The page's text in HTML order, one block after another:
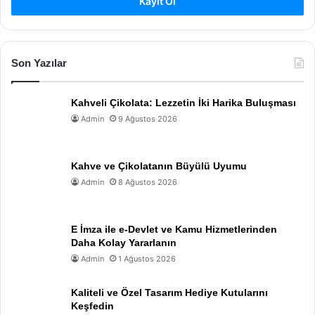
Son Yazılar
Kahveli Çikolata: Lezzetin İki Harika Buluşması
Admin 9 Ağustos 2026
Kahve ve Çikolatanın Büyülü Uyumu
Admin 8 Ağustos 2026
E İmza ile e-Devlet ve Kamu Hizmetlerinden
Daha Kolay Yararlanın
Admin 1 Ağustos 2026
Kaliteli ve Özel Tasarım Hediye Kutularını
Keşfedin